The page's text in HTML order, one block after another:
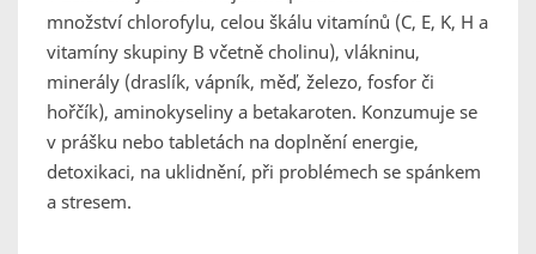
množství chlorofylu, celou škálu vitamínů (C, E, K, H a
vitamíny skupiny B včetně cholinu), vlákninu,
minerály (draslík, vápník, měď, železo, fosfor či
hořčík), aminokyseliny a betakaroten. Konzumuje se
v prášku nebo tabletách na doplnění energie,
detoxikaci, na uklidnění, při problémech se spánkem
a stresem.